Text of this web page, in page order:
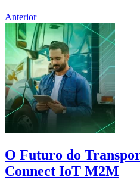
Anterior
O Futuro do
Connect IoT M2M